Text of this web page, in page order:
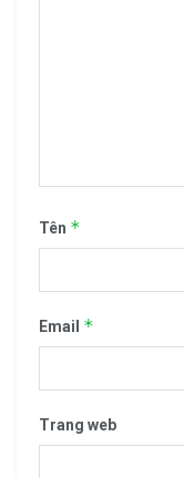
Tên *
Email *
Trang web